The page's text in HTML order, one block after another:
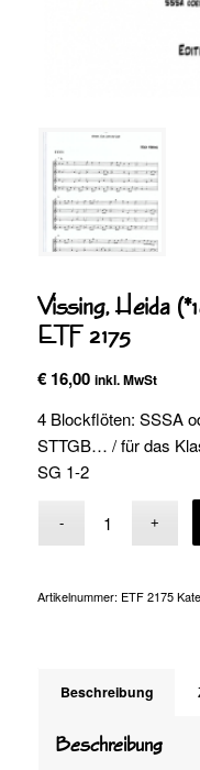
Vissing, Heida
ETF 2175
€16,00 inkl. MwSt
4 Blockflöten: SSSA
STTGB… / für das
SG 1-2
Artikelnummer: ETF 2175
Beschreibung
Beschreibung